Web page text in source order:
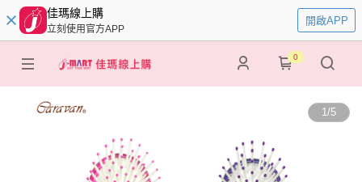
佳瑪線上購
立刻使用官方APP
開啟APP
0
1/5